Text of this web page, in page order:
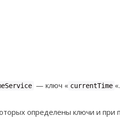
— ключ « currentTime
определены ключи и